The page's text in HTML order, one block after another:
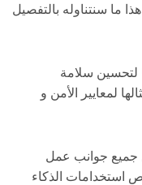
ما سنتناوله بالتفصيل
لتحسين سلامة
لمعايير الأمن و
جميع جوانب عمل
استخدامات الذكاء